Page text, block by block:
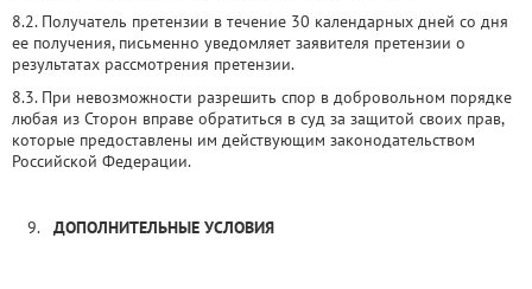
8.2. Получатель претензии в течение 30 календарных дней со дня
ее получения, письменно уведомляет заявителя претензии о
результатах рассмотрения претензии.
8.3. При невозможности разрешить спор в добровольном порядке
любая из Сторон вправе обратиться в суд за защитой своих прав,
которые предоставлены им действующим законодательством
Российской Федерации.
ДОПОЛНИТЕЛЬНЫЕ УСЛОВИЯ